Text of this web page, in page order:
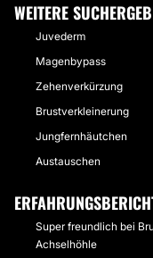
WEITERE
Juvederm
Magenbypass
Zehenverkürzung
Brustverkleinerung
Jungfernhäutchen
Austauschen
Super freundlich bei
Achselhöhle